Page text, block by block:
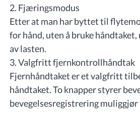
2. Fjæringsmodus
Etter at man har byttet til
for hånd, uten å bruke
av lasten.
3. Valgfritt fjernkontrollhåndtak
Fjernhåndtaket er et valgfritt
håndtaket. To knapper styrer
bevegelsesregistrering